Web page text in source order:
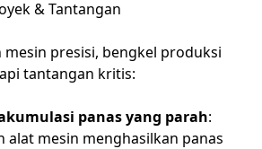
& Tantangan
mesin presisi, bengkel produksi
tantangan kritis:
panas yang parah:
alat mesin menghasilkan panas